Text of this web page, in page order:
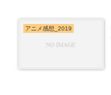
アニメ感想_2019